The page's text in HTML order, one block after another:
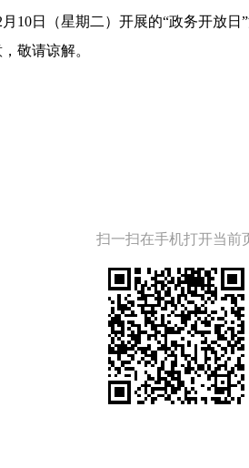
10日（星期二）开展的“政务开放日
敬请谅解。
扫一扫在手机打开当前